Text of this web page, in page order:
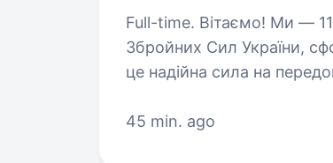
Full-time. Вітаємо! Ми — 116-та окрема механізована бригада (116 ОМБр)
Збройних Сил України,
це надійна сила на
45 min. ago